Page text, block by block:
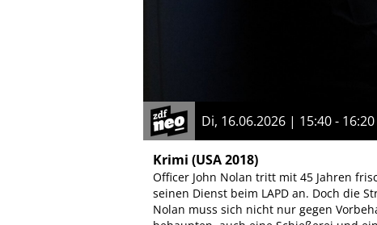
Di, 16.06.2026 | 15:40 - 16:20
Krimi (USA 2018)
Officer John Nolan tritt mit 45 Jahren
seinen Dienst beim LAPD an. Doch die
Nolan muss sich nicht nur gegen